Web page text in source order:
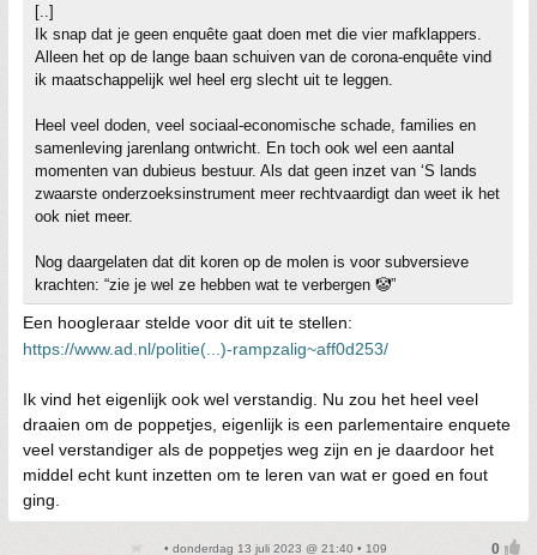
[..]
Ik snap dat je geen enquête gaat doen met die vier mafklappers.
Alleen het op de lange baan schuiven van de corona-enquête vind
ik maatschappelijk wel heel erg slecht uit te leggen.
Heel veel doden, veel sociaal-economische schade, families en
samenleving jarenlang ontwricht. En toch ook wel een aantal
momenten van dubieus bestuur. Als dat geen inzet van ‘S lands
zwaarste onderzoeksinstrument meer rechtvaardigt dan weet ik het
ook niet meer.
Nog daargelaten dat dit koren op de molen is voor subversieve
krachten: “zie je wel ze hebben wat te verbergen 🤡”
Een hoogleraar stelde voor dit uit te stellen:
https://www.ad.nl/politie(...)-rampzalig~aff0d253/
Ik vind het eigenlijk ook wel verstandig. Nu zou het heel veel
draaien om de poppetjes, eigenlijk is een parlementaire enquete
veel verstandiger als de poppetjes weg zijn en je daardoor het
middel echt kunt inzetten om te leren van wat er goed en fout
ging.
• donderdag 13 juli 2023 @ 21:40 • 109